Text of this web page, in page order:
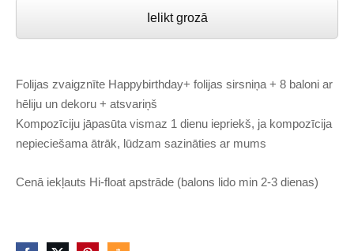
Ielikt grozā
Folijas zvaigznīte Happybirthday+ folijas sirsniņa + 8 baloni ar
hēliju un dekoru + atsvariņš
Kompozīciju jāpasūta vismaz 1 dienu iepriekš, ja kompozīcija
nepieciešama ātrāk, lūdzam sazināties ar mums
Cenā iekļauts Hi-float apstrāde (balons lido min 2-3 dienas)